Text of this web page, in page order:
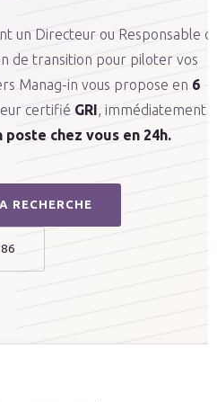
un Directeur ou Responsable
de transition pour piloter vos
Manag-in vous propose en 6
certifié GRI, immédiatement
poste chez vous en 24h.
RECHERCHE